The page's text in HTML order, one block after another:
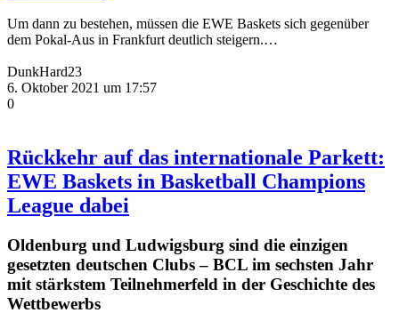
Um dann zu bestehen, müssen die EWE Baskets sich gegenüber
dem Pokal-Aus in Frankfurt deutlich steigern.…
DunkHard23
6. Oktober 2021 um 17:57
0
Rückkehr auf das internationale Parkett:
EWE Baskets in Basketball Champions
League dabei
Oldenburg und Ludwigsburg sind die einzigen
gesetzten deutschen Clubs – BCL im sechsten Jahr
mit stärkstem Teilnehmerfeld in der Geschichte des
Wettbewerbs